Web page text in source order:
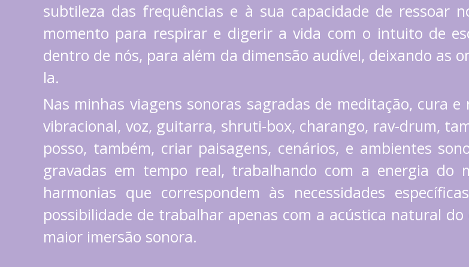
subtileza das frequências e à sua capacidade de ressoar
momento para respirar e digerir a vida com o intuito de
dentro de nós, para além da dimensão audível, deixando as
la.
Nas minhas viagens sonoras sagradas de meditação, cura
vibracional, voz, guitarra, shruti-box, charango, rav-drum,
posso, também, criar paisagens, cenários, e ambientes
gravadas em tempo real, trabalhando com a energia do
harmonias que correspondem às necessidades
possibilidade de trabalhar apenas com a acústica natural
maior imersão sonora.